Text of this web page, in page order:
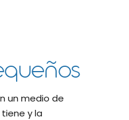
un medio de
y la